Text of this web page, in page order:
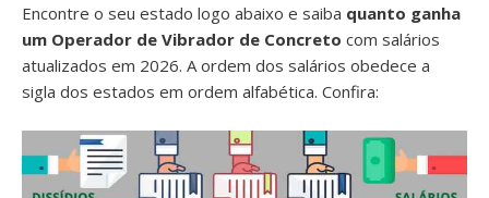
Encontre o seu estado logo abaixo e saiba quanto ganha
um Operador de Vibrador de Concreto com salários
atualizados em 2026. A ordem dos salários obedece a
sigla dos estados em ordem alfabética. Confira: